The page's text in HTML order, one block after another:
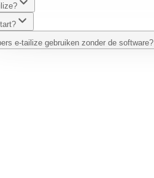
e-tailize gebruiken zonder de software?